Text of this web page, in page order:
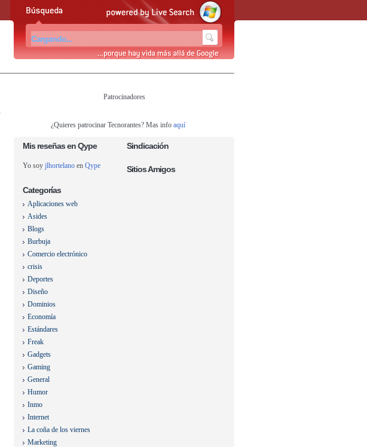
Patrocinadores
¿Quieres patrocinar Tecnorantes? Mas info aquí
Mis reseñas en Qype
Yo soy jlhortelano en Qype
Categorías
Aplicaciones web
Asides
Blogs
Burbuja
Comercio electrónico
crisis
Deportes
Diseño
Dominios
Economía
Estándares
Freak
Gadgets
Gaming
General
Humor
Inmo
Internet
La coña de los viernes
Marketing
Sindicación
Sitios Amigos